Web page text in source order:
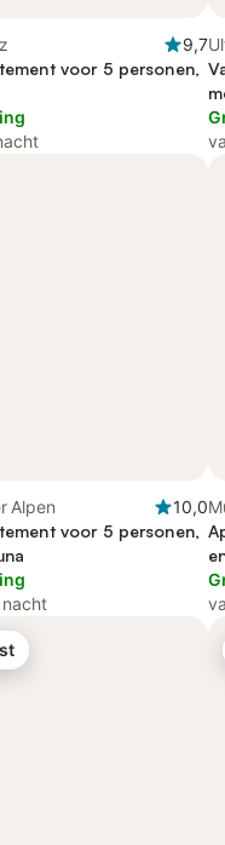
9,7
voor 5 personen,
Alpen
10,0
voor 5 personen,